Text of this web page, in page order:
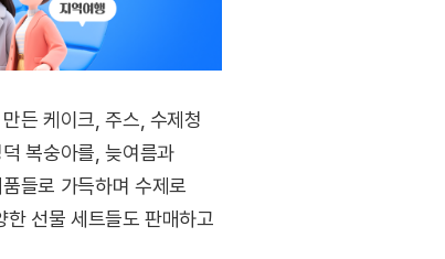
든 케이크, 주스, 수제청
복숭아를, 늦여름과
들로 가득하며 수제로
선물 세트들도 판매하고